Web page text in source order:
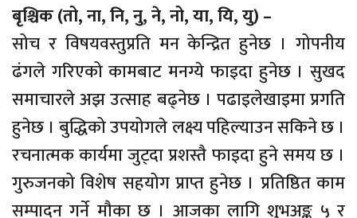
बृश्चिक (तो, ना, नि, नु, ने, नो, या, यि, यु) –
सोच र विषयवस्तुप्रति मन केन्द्रित हुनेछ । गोपनीय
ढंगले गरिएको कामबाट मनग्ये फाइदा हुनेछ । सुखद
समाचारले अझ उत्साह बढ्नेछ । पढाइलेखाइमा प्रगति
हुनेछ । बुद्धिको उपयोगले लक्ष्य पहिल्याउन सकिने छ ।
रचनात्मक कार्यमा जुट्दा प्रशस्तै फाइदा हुने समय छ ।
गुरुजनको विशेष सहयोग प्राप्त हुनेछ । प्रतिष्ठित काम
सम्पादन गर्ने मौका छ । आजका लागि शुभअङ्क ५ र